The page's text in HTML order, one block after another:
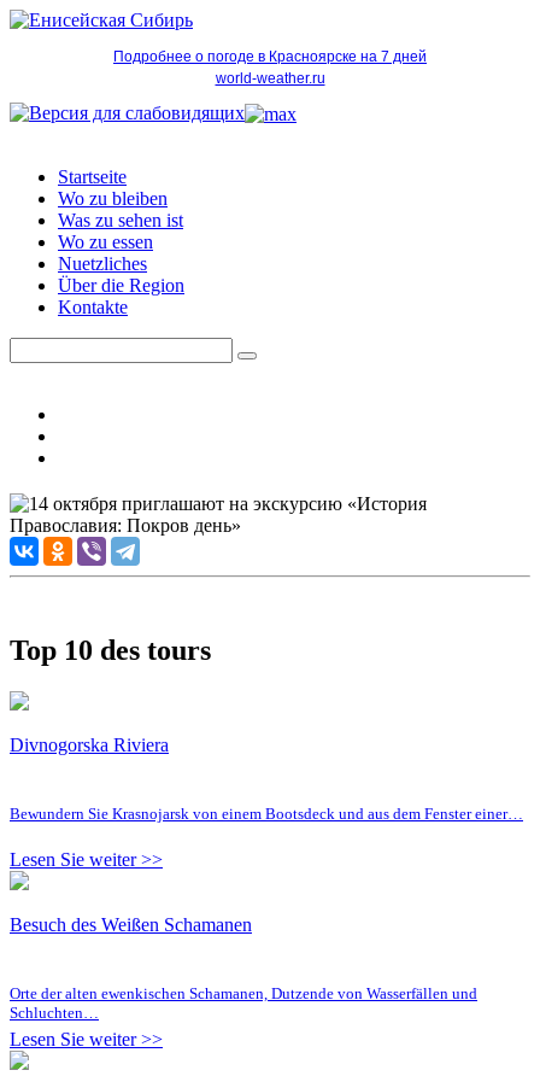
Подробнее о погоде в Красноярске на 7 дней
world-weather.ru
Startseite
Wo zu bleiben
Was zu sehen ist
Wo zu essen
Nuetzliches
Über die Region
Kontakte
Top 10 des tours
Divnogorska Riviera
Bewundern Sie Krasnojarsk von einem Bootsdeck und aus dem Fenster einer…
Lesen Sie weiter >>
Besuch des Weißen Schamanen
Orte der alten ewenkischen Schamanen, Dutzende von Wasserfällen und
Schluchten…
Lesen Sie weiter >>